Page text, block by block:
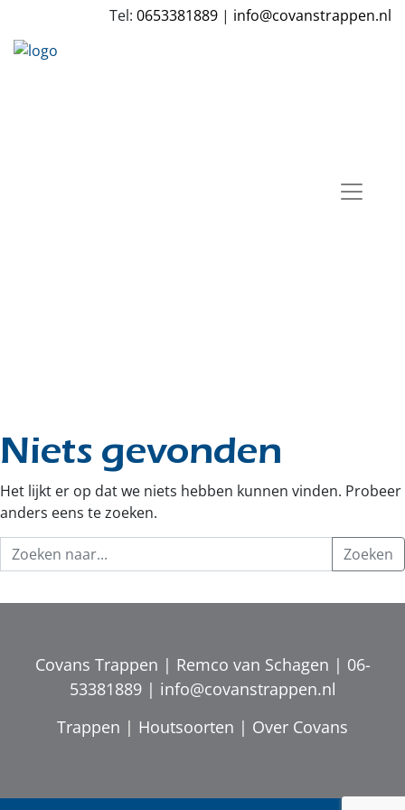
Tel: 0653381889 | info@covanstrappen.nl
Niets gevonden
Het lijkt er op dat we niets hebben kunnen vinden. Probeer
anders eens te zoeken.
Covans Trappen | Remco van Schagen | 06-
53381889| info@covanstrappen.nl
Trappen | Houtsoorten | Over Covans